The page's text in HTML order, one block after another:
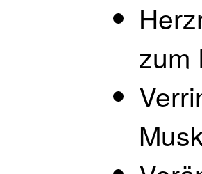
zum